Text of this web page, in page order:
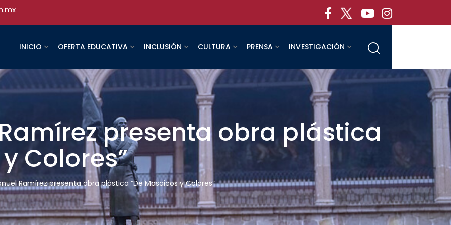
INICIO OFERTA EDUCATIVA INCLUSIÓN CULTURA PRENSA INVESTIGACIÓN
presenta obra plástica
Colores”
Ramírez presenta obra plástica “De Mosaicos y Colores”